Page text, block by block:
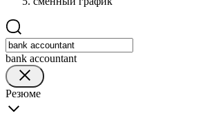
bank accountant
Резюме